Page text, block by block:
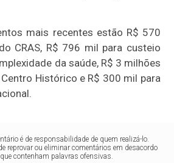
mais recentes estão R$ 570
CRAS, R$ 796 mil para custeio
da saúde, R$ 3 milhões
Histórico e R$ 300 mil para
é de responsabilidade de quem realizá-lo.
reprovar ou eliminar comentários em desacordo
contenham palavras ofensivas.